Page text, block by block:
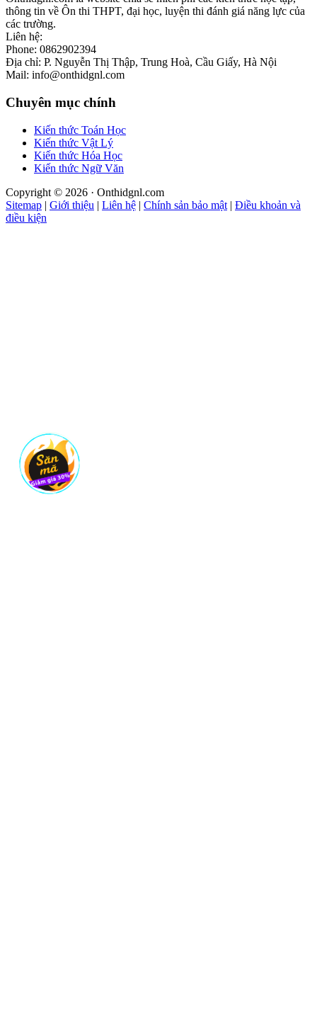
thông tin về Ôn thi THPT, đại học, luyện thi đánh giá năng lực của
các trường.
Liên hệ:
Phone: 0862902394
Địa chỉ: P. Nguyễn Thị Thập, Trung Hoà, Cầu Giấy, Hà Nội
Mail: info@onthidgnl.com
Chuyên mục chính
Kiến thức Toán Học
Kiến thức Vật Lý
Kiến thức Hóa Học
Kiến thức Ngữ Văn
Copyright © 2026 · Onthidgnl.com
Sitemap | Giới thiệu | Liên hệ | Chính sản bảo mật | Điều khoản và
điều kiện